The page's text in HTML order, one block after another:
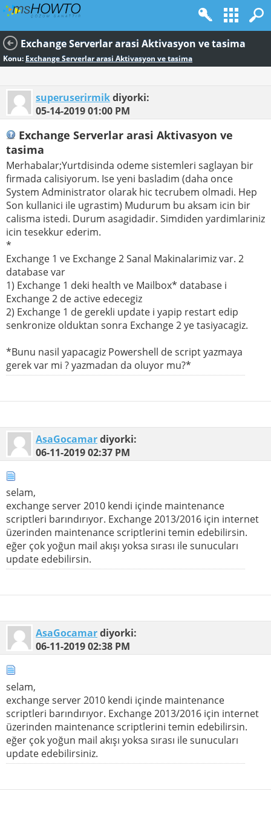
Exchange Serverlar arasi Aktivasyon ve tasima
Konu: Exchange Serverlar arasi Aktivasyon ve tasima
superuserirmikdiyorki:
05-14-201901:00 PM
Exchange Serverlar arasi Aktivasyon ve
tasima
Merhabalar;Yurtdisinda odeme sistemleri saglayan bir
firmada calisiyorum. Ise yeni basladim (daha once
System Administrator olarak hic tecrubem olmadi. Hep
Son kullanici ile ugrastim) Mudurum bu aksam icin bir
calisma istedi. Durum asagidadir. Simdiden yardimlariniz
icin tesekkur ederim.
*
Exchange 1 ve Exchange 2 Sanal Makinalarimiz var. 2
database var
1) Exchange 1 deki health ve Mailbox* database i
Exchange 2 de active edecegiz
2) Exchange 1 de gerekli update i yapip restart edip
senkronize olduktan sonra Exchange 2 ye tasiyacagiz.
*Bunu nasil yapacagiz Powershell de script yazmaya
gerek var mi ? yazmadan da oluyor mu?*
AsaGocamardiyorki:
06-11-201902:37 PM
selam,
exchange server 2010 kendi içinde maintenance
scriptleri barındırıyor. Exchange 2013/2016 için internet
üzerinden maintenance scriptlerini temin edebilirsin.
eğer çok yoğun mail akışı yoksa sırası ile sunucuları
update edebilirsin.
AsaGocamardiyorki:
06-11-201902:38 PM
selam,
exchange server 2010 kendi içinde maintenance
scriptleri barındırıyor. Exchange 2013/2016 için internet
üzerinden maintenance scriptlerini temin edebilirsin.
eğer çok yoğun mail akışı yoksa sırası ile sunucuları
update edebilirsiniz.